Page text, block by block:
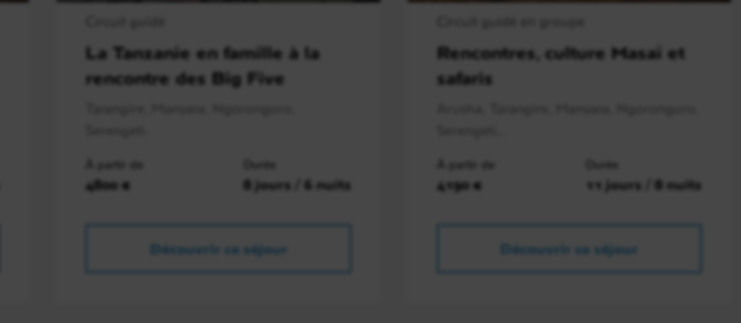
La Tanzanie en famille à la
rencontre des Big Five
À partir de
4800 €
Durée
8 jours / 6 nuits
Découvrir ce séjour
Rencontres, culture Masaï et
safaris
À partir de
4190 €
Durée
11 jours / 8 nuits
Découvrir ce séjour